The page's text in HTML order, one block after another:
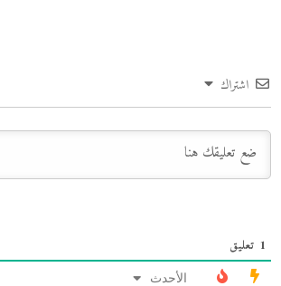
اشتراك
1 تعليق
الأحدث